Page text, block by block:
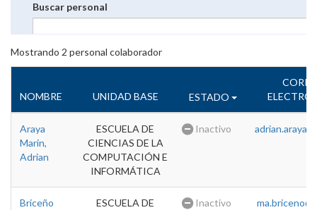
Buscar personal
Mostrando 2 personal colaborador
NOMBRE UNIDAD BASE ESTADO
Araya
Marin,
Adrian
ESCUELA DE
CIENCIAS DE LA
COMPUTACIÓN E
INFORMÁTICA
Inactivo
Briceño
ESCUELA DE
Inactivo